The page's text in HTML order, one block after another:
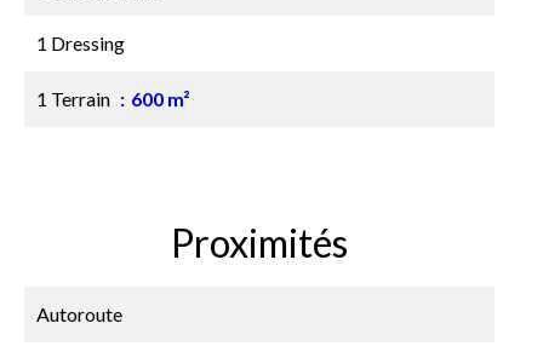
1 Dressing
1 Terrain 600 m²
Proximités
Autoroute